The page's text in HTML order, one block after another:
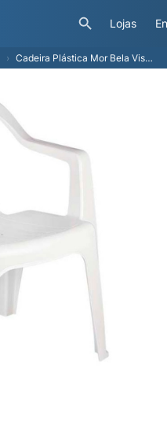
Lojas
Cadeira Plástica Mor Bela Vista, Branca